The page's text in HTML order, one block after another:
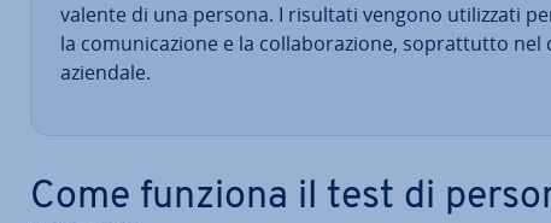
va­len­te di una persona. I risultati vengono uti­liz­za­ti
la co­mu­ni­ca­zio­ne e la col­la­bo­ra­zio­ne, so­prat­tut­to nel
aziendale.
Come funziona il test di